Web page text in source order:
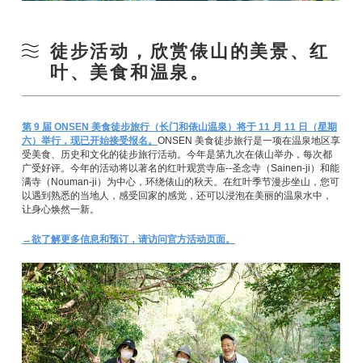
徒步活动，欣赏俵山的美景、红
叶、美食和温泉。
第 9 届 ONSEN 美食徒步旅行（长门和俵山温泉）将于 11 月 11 日（星期
六）举行，现已开始接受报名。 ONSEN 美食徒步旅行是一项在温泉地区享
受美食、历史和文化的徒步旅行活动。今年是第九次在俵山举办，每次都
广受好评。今年的活动将以著名的红叶观赏寺庙--圣念寺（Sainen-ji）和能
满寺（Nouman-ji）为中心，环绕俵山的秋天。在红叶季节漫步坐山，您可
以遇到熟悉的当地人，感受回家的感觉，还可以浸泡在美丽的温泉水中，
让身心焕然一新。
→欲了解更多信息和预订，请访问官方活动页面。